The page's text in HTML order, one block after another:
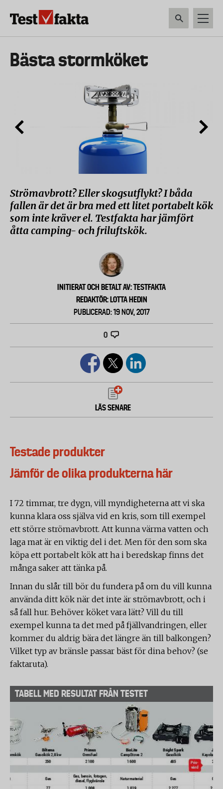
Huvudmeny
ny
Bästa stormköket
Strömavbrott? Eller skogsutflykt? I båda
fallen är det är bra med ett litet portabelt kök
som inte kräver el. Testfakta har jämfört
åtta camping- och friluftskök.
INITIERAT OCH BETALT AV: TESTFAKTA
REDAKTÖR: LOTTA HEDIN
PUBLICERAD: 19 NOV, 2017
0
LÄS SENARE
Testade produkter
Jämför de olika produkterna här
I 72 timmar, tre dygn, vill myndigheterna att vi ska
kunna klara oss själva vid en kris, som till exempel
ett större strömavbrott. Att kunna värma vatten och
laga mat är en viktig del i det. Men för den som ska
köpa ett portabelt kök att ha i beredskap finns det
många saker att tänka på.
Innan du slår till bör du fundera på om du vill kunna
använda ditt kök när det inte är strömavbrott, och i
så fall hur. Behöver köket vara lätt? Vill du till
exempel kunna ta det med på fjällvandringen, eller
kommer du aldrig bära det längre än till balkongen?
Vilket typ av bränsle passar bäst för dina behov? (se
faktaruta).
TABELL MED RESULTAT FRÅN TESTET